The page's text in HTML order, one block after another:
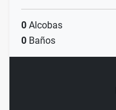
0 Alcobas
0 Baños